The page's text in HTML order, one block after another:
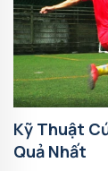
Kỹ Thuật
Quả Nhất